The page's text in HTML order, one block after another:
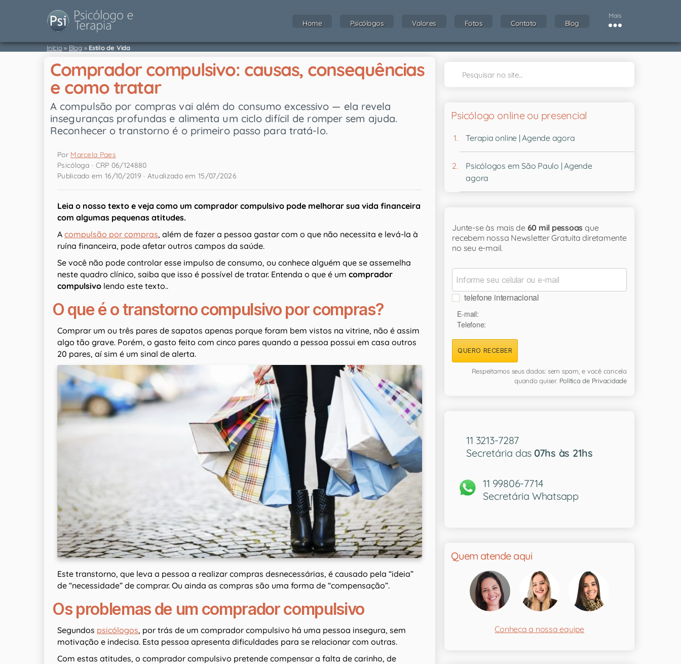
Home Psicólogos Valores Fotos Contato Blog
Mais
Início» Blog» Estilo de Vida
Comprador compulsivo: causas, consequências
e como tratar
A compulsão por compras vai além do consumo excessivo — ela revela
inseguranças profundas e alimenta um ciclo difícil de romper sem ajuda.
Reconhecer o transtorno é o primeiro passo para tratá-lo.
Por Marcela Paes
Psicóloga · CRP 06/124880
Publicado em 16/10/2019 · Atualizado em 15/07/2026
Leia o nosso texto e veja como um comprador compulsivo pode melhorar sua vida financeira
com algumas pequenas atitudes.
A compulsão por compras, além de fazer a pessoa gastar com o que não necessita e levá-la à
ruína financeira, pode afetar outros campos da saúde.
Se você não pode controlar esse impulso de consumo, ou conhece alguém que se assemelha
neste quadro clínico, saiba que isso é possível de tratar. Entenda o que é um comprador
compulsivo lendo este texto..
O que é o transtorno compulsivo por compras?
Comprar um ou três pares de sapatos apenas porque foram bem vistos na vitrine, não é assim
algo tão grave. Porém, o gasto feito com cinco pares quando a pessoa possui em casa outros
20 pares, aí sim é um sinal de alerta.
Este transtorno, que leva a pessoa a realizar compras desnecessárias, é causado pela “ideia”
de “necessidade” de comprar. Ou ainda as compras são uma forma de “compensação”.
Os problemas de um comprador compulsivo
Segundos psicólogos, por trás de um comprador compulsivo há uma pessoa insegura, sem
motivação e indecisa. Esta pessoa apresenta dificuldades para se relacionar com outras.
Com estas atitudes, o comprador compulsivo pretende compensar a falta de carinho, de
Psicólogo online ou presencial
Terapia online | Agende agora
Psicólogos em São Paulo | Agende
agora
Junte-se às mais de 60 mil pessoas que
recebem nossa Newsletter Gratuita diretamente
no seu e-mail.
telefone internacional
E-mail:
Telefone:
QUERO RECEBER
Respeitamos seus dados: sem spam, e você cancela
quando quiser. Política de Privacidade
11 3213-7287
Secretária das 07hs às 21hs
11 99806-7714
Secretária Whatsapp
Quem atende aqui
Conheça a nossa equipe